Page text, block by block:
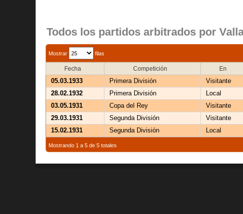
Todos los partidos arbitrados por
Mostrar filas
Fecha Competición En
05.03.1933 Primera División Visitante
28.02.1932
Primera División Local
03.05.1931
Copa del Rey Visitante
29.03.1931
Segunda División Visitante
15.02.1931
Segunda División Local
Mostrando 1 a 5 de 5 totales